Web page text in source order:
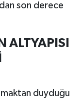
son derece
ALTYAPISI
duyduğu